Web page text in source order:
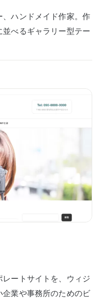
ハンドメイド作家。作
べるギャラリー型テー
ートサイトを、ウィジ
業や事務所のためのビ